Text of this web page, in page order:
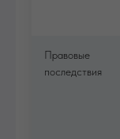
Правовые
последствия